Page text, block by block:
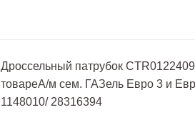
Дроссельный патрубок
товареА/м сем. ГАЗель Евро 3 и
1148010/ 28316394